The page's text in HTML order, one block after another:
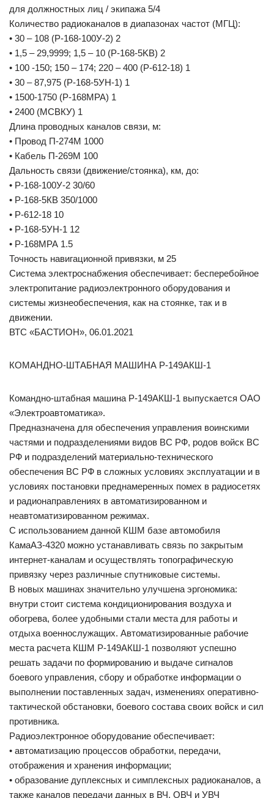
для должностных лиц / экипажа 5/4
Количество радиоканалов в диапазонах частот (МГЦ):
• 30 – 108 (Р-168-100У-2) 2
• 1,5 – 29,9999; 1,5 – 10 (P-168-5KB) 2
• 100 -150; 150 – 174; 220 – 400 (Р-612-18) 1
• 30 – 87,975 (Р-168-5УН-1) 1
• 1500-1750 (P-168MPA) 1
• 2400 (МСВКУ) 1
Длина проводных каналов связи, м:
• Провод П-274М 1000
• Кабель П-269М 100
Дальность связи (движение/стоянка), км, до:
• Р-168-100У-2 30/60
• Р-168-5КВ 350/1000
• Р-612-18 10
• Р-168-5УН-1 12
• Р-168МРА 1.5
Точность навигационной привязки, м 25
Система электроснабжения обеспечивает: бесперебойное
электропитание радиоэлектронного оборудования и
системы жизнеобеспечения, как на стоянке, так и в
движении.
ВТС «БАСТИОН», 06.01.2021
КОМАНДНО-ШТАБНАЯ МАШИНА Р-149АКШ-1
Командно-штабная машина Р-149АКШ-1 выпускается ОАО
«Электроавтоматика».
Предназначена для обеспечения управления воинскими
частями и подразделениями видов ВС РФ, родов войск ВС
РФ и подразделений материально-технического
обеспечения ВС РФ в сложных условиях эксплуатации и в
условиях постановки преднамеренных помех в радиосетях
и радионаправлениях в автоматизированном и
неавтоматизированном режимах.
С использованием данной КШМ базе автомобиля
КамаАЗ-4320 можно устанавливать связь по закрытым
интернет-каналам и осуществлять топографическую
привязку через различные спутниковые системы.
В новых машинах значительно улучшена эргономика:
внутри стоит система кондиционирования воздуха и
обогрева, более удобными стали места для работы и
отдыха военнослужащих. Автоматизированные рабочие
места расчета КШМ Р-149АКШ-1 позволяют успешно
решать задачи по формированию и выдаче сигналов
боевого управления, сбору и обработке информации о
выполнении поставленных задач, изменениях оперативно-
тактической обстановки, боевого состава своих войск и сил
противника.
Радиоэлектронное оборудование обеспечивает:
• автоматизацию процессов обработки, передачи,
отображения и хранения информации;
• образование дуплексных и симплексных радиоканалов, а
также каналов передачи данных в ВЧ, ОВЧ и УВЧ